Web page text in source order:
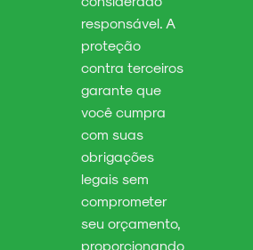
responsável. A
proteção
contra terceiros
garante que
você cumpra
com suas
obrigações
legais sem
comprometer
seu orçamento,
proporcionando